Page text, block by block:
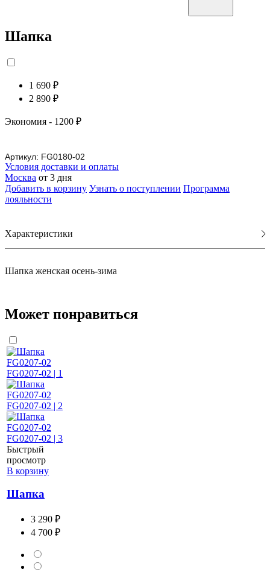
Шапка
1 690 ₽
2 890 ₽
Экономия - 1200 ₽
Артикул: FG0180-02
Условия доставки и оплаты
Москва от 3 дня
Добавить в корзину Узнать о поступлении Программа
лояльности
Характеристики
Шапка женская осень-зима
Может понравиться
Быстрый
просмотр
В корзину
Шапка
3 290 ₽
4 700 ₽